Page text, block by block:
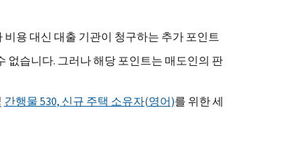
용 대신 대출 기관이 청구하는 추가 포인트
없습니다. 그러나 해당 포인트는 매도인의 판
간행물 530, 신규 주택 소유자(영어)를 위한 세